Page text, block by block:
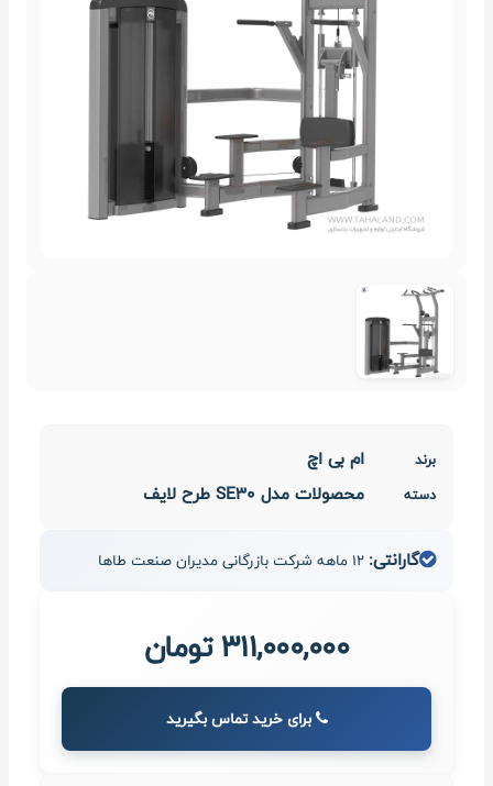
برند ام بی اچ
دسته محصولات مدل SE30 طرح لایف
گارانتی:
311,000,000 تومان
برای خرید تماس بگیرید